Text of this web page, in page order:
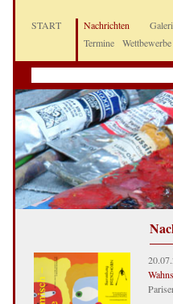
START
Nachrichten
Termine
Wettbewerbe